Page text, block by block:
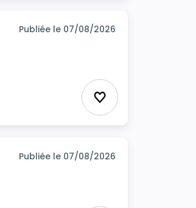
Publiée le 07/08/2026
Ajouter aux
Publiée le 07/08/2026